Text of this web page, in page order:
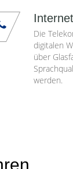
Die
digitalen
über
werden.